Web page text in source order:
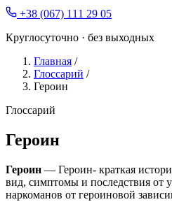
+38 (067) 111 29 05
Круглосуточно · без выходных
Главная /
Глоссарий /
Героин
Глоссарий
Героин
Героин — Героин- краткая
вид, симптомы и последствия от
наркоманов от героиновой